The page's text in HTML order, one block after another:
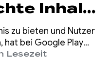
Inhalte
zu bieten und Nutzer
hat bei Google Play
Lesezeit